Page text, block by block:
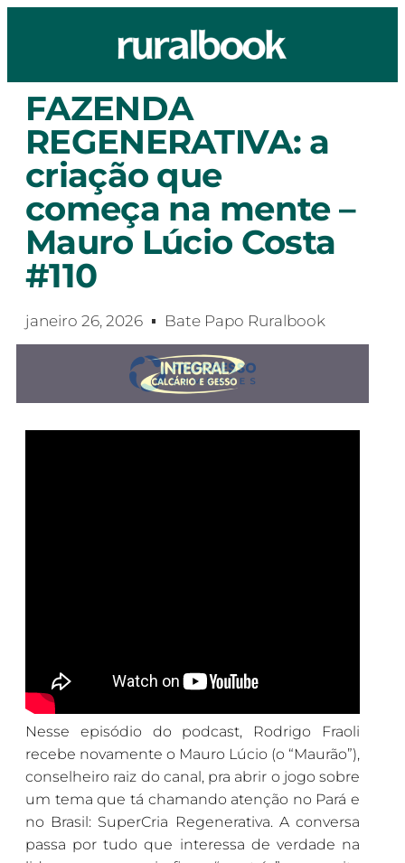
FAZENDA
REGENERATIVA: a
criação que
começa na mente –
Mauro Lúcio Costa
#110
janeiro 26, 2026 Bate Papo Ruralbook
Nesse episódio do podcast, Rodrigo Fraoli
recebe novamente o Mauro Lúcio (o “Maurão”),
conselheiro raiz do canal, pra abrir o jogo sobre
um tema que tá chamando atenção no Pará e
no Brasil: SuperCria Regenerativa. A conversa
passa por tudo que interessa de verdade na